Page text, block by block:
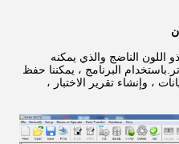
اللون الناضج والذي يمكنه
البرنامج ، يمكننا حفظ
، وإنشاء تقرير الاختبار ،